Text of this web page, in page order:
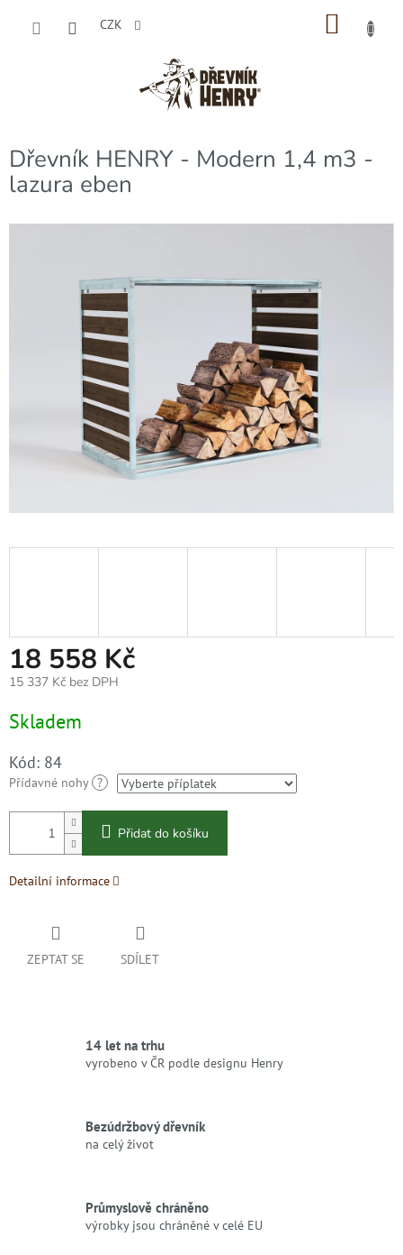
CZK
Dřevník HENRY - Modern 1,4 m3 -
lazura eben
18 558 Kč
15 337 Kč bez DPH
cena:
Skladem
Kód: 84
Přídavné nohy ?
Přidat do košíku
Detailní informace
ZEPTAT SE SDÍLET
14 let na trhu
vyrobeno v ČR podle designu Henry
Bezúdržbový dřevník
na celý život
Průmyslově chráněno
výrobky jsou chráněné v celé EU